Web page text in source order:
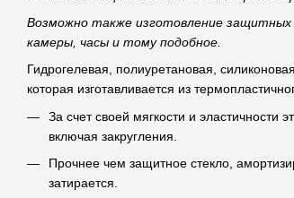
Возможно также изготовление
камеры, часы и тому подобное.
Гидрогелевая, полиуретановая,
которая изготавливается из
За счет своей мягкости и эластичности
включая закругления.
Прочнее чем защитное стекло,
затирается.